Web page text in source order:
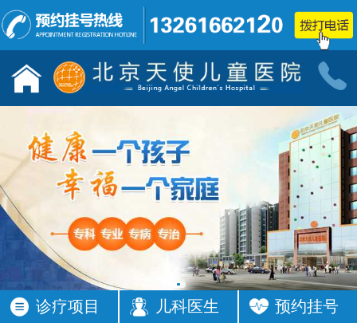
儿童发育行为科门诊
多动症 抽动症
发育迟缓
语言障碍
遗尿症
矮小症
自闭症
注意力不集
中
按症状
小儿神经
按病种
智力低下
智力发育
缓
癫痫
诊疗项目 儿科医生 预约挂号